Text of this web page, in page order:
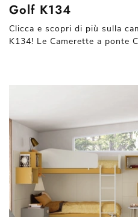
Golf K134
Clicca e scopri di più sulla
K134! Le Camerette a ponte